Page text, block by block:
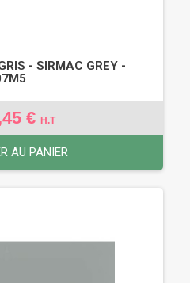
- SIRMAC GREY -
€ H.T
AU PANIER